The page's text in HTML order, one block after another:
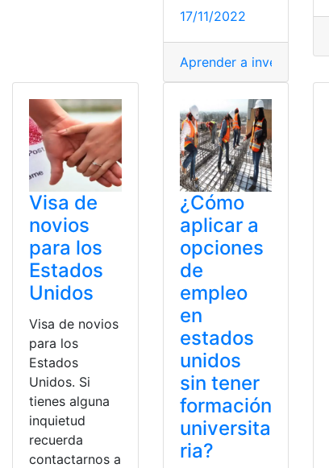
17/11/2022
Aprender a invertir
Visa de
novios
para los
Estados
Unidos
Visa de novios
para los
Estados
Unidos. Si
tienes alguna
inquietud
recuerda
contactarnos a
¿Cómo
aplicar a
opciones
de
empleo
en
estados
unidos
sin tener
formación
universita
ria?